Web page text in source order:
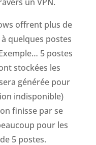
offrent plus de
quelques postes
5 postes
stockées les
générée pour
indisponible)
finisse par se
pour les
5 postes.